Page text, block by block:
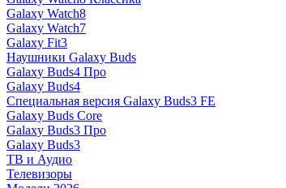
Galaxy Watch8
Galaxy Watch7
Galaxy Fit3
Наушники Galaxy Buds
Galaxy Buds4 Про
Galaxy Buds4
Специальная версия Galaxy Buds3 FE
Galaxy Buds Core
Galaxy Buds3 Про
Galaxy Buds3
ТВ и Аудио
Телевизоры